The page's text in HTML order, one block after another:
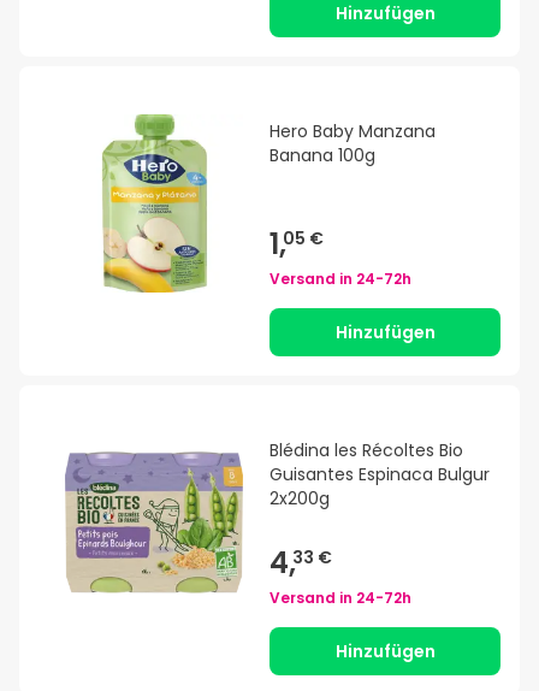
Hinzufügen
Hero Baby Manzana
Banana 100g
1,05 €
Versand in 24-72h
Hinzufügen
Blédina les Récoltes Bio
Guisantes Espinaca Bulgur
2x200g
4,33 €
Versand in 24-72h
Hinzufügen